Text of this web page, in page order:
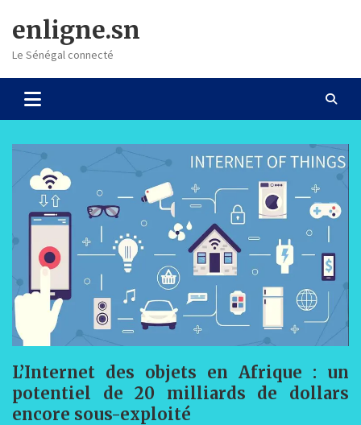
content
enligne.sn
Le Sénégal connecté
L’Internet des objets en Afrique : un
potentiel de 20 milliards de dollars
encore sous-exploité